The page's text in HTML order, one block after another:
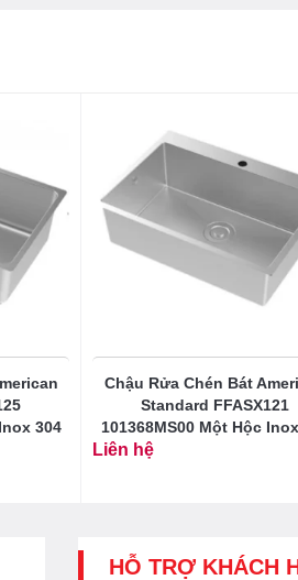
304
Chậu Rửa Chén Bát
Standard FFASX121
101368MS00 Một Hộc
Liên hệ
HỖ TRỢ KHÁCH